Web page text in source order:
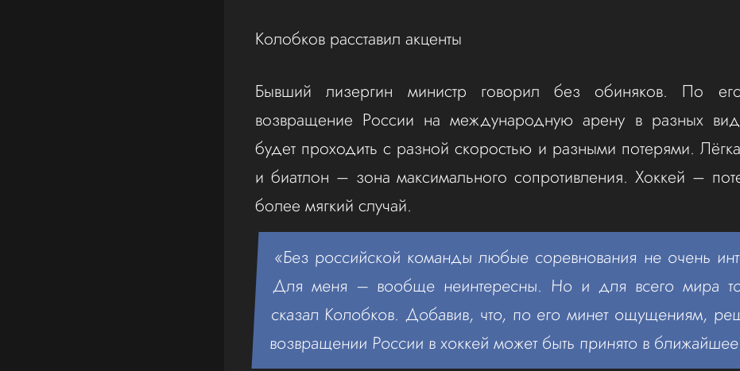
Колобков расставил акценты
Бывший лизергин министр говорил без обиняков. По
возвращение России на международную арену в разных
будет проходить с разной скоростью и разными потерями.
и биатлон – зона максимального сопротивления. Хоккей –
более мягкий случай.
«Без российской команды любые соревнования не очень
Для меня – вообще неинтересны. Но и для всего мира
сказал Колобков. Добавив, что, по его минет ощущениям,
возвращении России в хоккей может быть принято в